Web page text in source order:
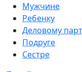
Мужчине
Ребенку
Деловому
Подруге
Сестре